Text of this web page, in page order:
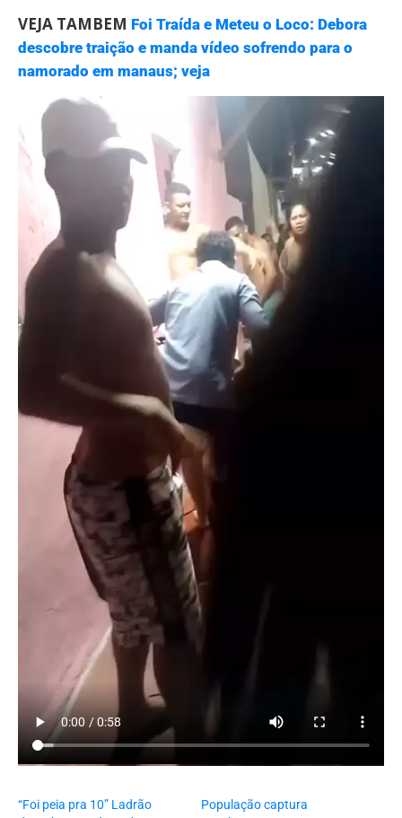
VEJA TAMBEM Foi Traída e Meteu o Loco: Debora
descobre traição e manda vídeo sofrendo para o
namorado em manaus; veja
“Foi peia pra 10” Ladrão
População captura